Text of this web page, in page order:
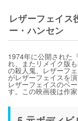
レザーフェイス
ー・ハンセン
1974年に公開された
れ、またリメイク版
の殺人鬼、レザーフ
がレザーフェイスを
レザーフェイスのベ
す。この映画後は作